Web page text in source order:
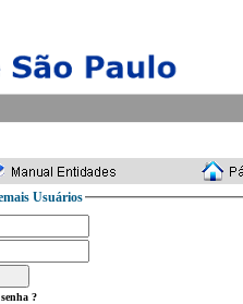
Usuários
?